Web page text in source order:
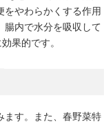
やわらかくする作用
腸内で水分を吸収して
果的です。
ます。また、春野菜特